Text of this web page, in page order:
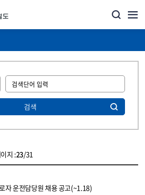
검색
지 :23/31
자 운전담당원 채용 공고(~1.18)